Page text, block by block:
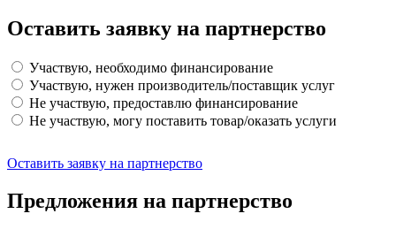
Оставить заявку на партнерство
Участвую, необходимо финансирование
Участвую, нужен производитель/поставщик услуг
Не участвую, предоставлю финансирование
Не участвую, могу поставить товар/оказать услуги
Оставить заявку на партнерство
Предложения на партнерство